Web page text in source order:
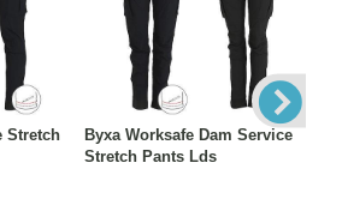
Stretch
Byxa Worksafe Dam Service
Stretch Pants Lds